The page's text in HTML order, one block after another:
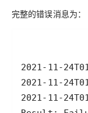
完整的错误消息为：